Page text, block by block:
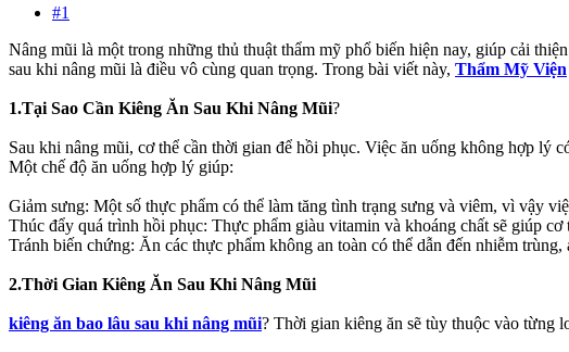
#1
Nâng mũi là một trong những thủ thuật thẩm mỹ phổ biến hiện nay, giúp cải
sau khi nâng mũi là điều vô cùng quan trọng. Trong bài viết này, Thẩm Mỹ Viện
1.Tại Sao Cần Kiêng Ăn Sau Khi Nâng Mũi?
Sau khi nâng mũi, cơ thể cần thời gian để hồi phục. Việc ăn uống không hợp lý
Một chế độ ăn uống hợp lý giúp:
Giảm sưng: Một số thực phẩm có thể làm tăng tình trạng sưng và viêm, vì vậy
Thúc đẩy quá trình hồi phục: Thực phẩm giàu vitamin và khoáng chất sẽ giúp cơ
Tránh biến chứng: Ăn các thực phẩm không an toàn có thể dẫn đến nhiễm trùng,
2.Thời Gian Kiêng Ăn Sau Khi Nâng Mũi
kiêng ăn bao lâu sau khi nâng mũi? Thời gian kiêng ăn sẽ tùy thuộc vào từng